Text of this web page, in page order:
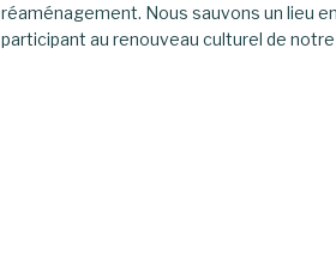
réaménagement. Nous sauvons un lieu en
participant au renouveau culturel de